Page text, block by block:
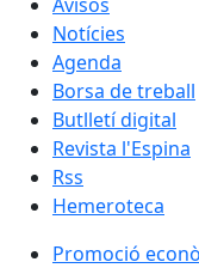
Notícies
Agenda
Borsa de treball
Butlletí digital
Revista l'Espina
Rss
Hemeroteca
Promoció